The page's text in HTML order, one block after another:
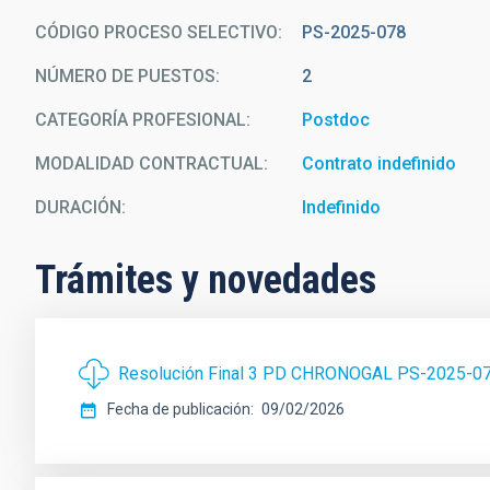
CÓDIGO PROCESO SELECTIVO PS-2025-078
NÚMERO DE PUESTOS 2
CATEGORÍA PROFESIONAL Postdoc
MODALIDAD CONTRACTUAL Contrato indefinido
DURACIÓN Indefinido
Trámites y novedades
Resolución Final 3 PD CHRONOGAL PS-2025-
Fecha de publicación 09/02/2026